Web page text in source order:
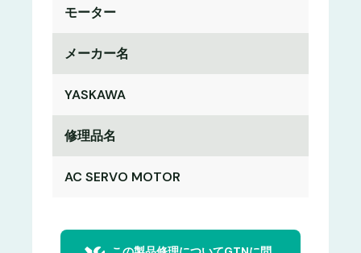
モーター
メーカー名
YASKAWA
修理品名
AC SERVO MOTOR